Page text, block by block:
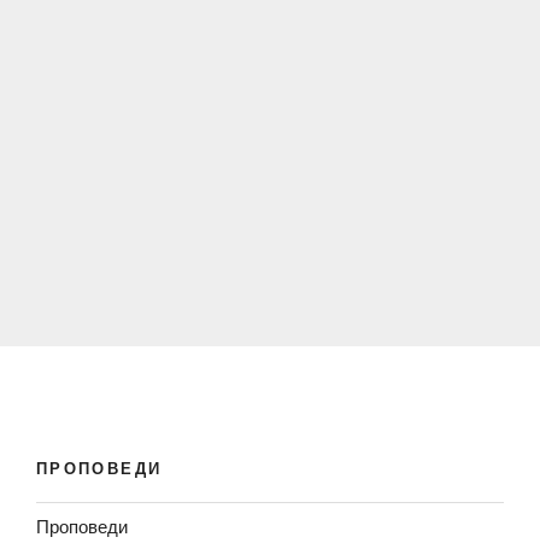
ПРОПОВЕДИ
Проповеди